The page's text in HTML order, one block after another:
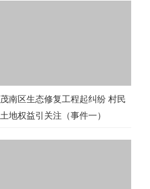
茂南区生态修复工程起纠纷 村民
土地权益引关注（事件一）